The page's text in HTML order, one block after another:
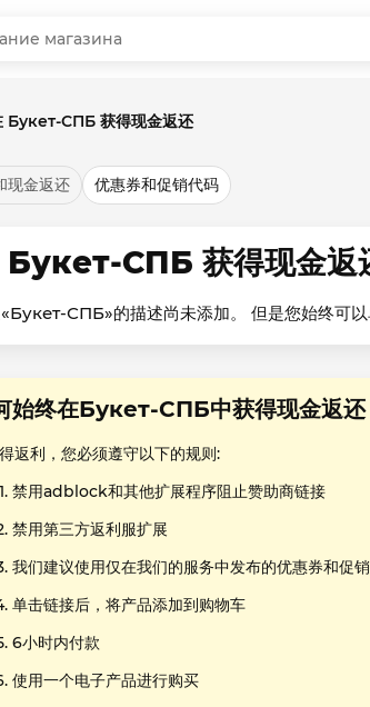
Букет-СПБ 获得现金返还
现金返还 优惠券和促销代码
Букет-СПБ 获得现金返
СПБ»的描述尚未添加。 但是您始终可以
始终在Букет-СПБ中获得现金返还
返利，您必须遵守以下的规则:
禁用adblock和其他扩展程序阻止赞助商链接
禁用第三方返利服扩展
我们建议使用仅在我们的服务中发布的优惠券和促
单击链接后，将产品添加到购物车
6小时内付款
使用一个电子产品进行购买